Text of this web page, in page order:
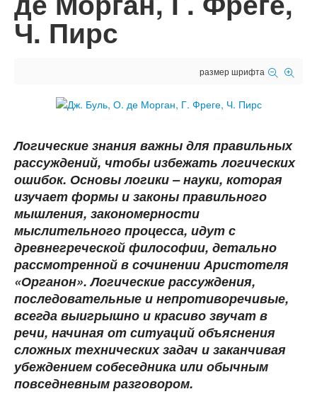
Ч. Пирс
размер шрифта
Логические знания важны для правильных
рассуждений, чтобы избежать логических
ошибок. Основы логики– науки, которая
изучает формы и законы правильного
мышления, закономерности
мыслительного процесса, идут с
древнегреческой философии, детально
рассмотренной в сочинении Аристотеля
«Органон». Логические рассуждения,
последовательные и непротиворечивые,
всегда выигрышно и красиво звучат в
речи, начиная от ситуаций объяснения
сложных технических задач и заканчивая
убеждением собеседника или обычным
повседневным разговором.